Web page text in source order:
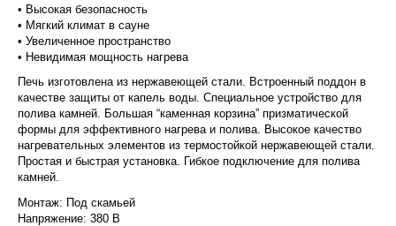
• Высокая безопасность
• Мягкий климат в сауне
• Увеличенное пространство
• Невидимая мощность нагрева
Печь изготовлена из нержавеющей стали. Встроенный поддон в
качестве защиты от капель воды. Специальное устройство для
полива камней. Большая “каменная корзина” призматической
формы для эффективного нагрева и полива. Высокое качество
нагревательных элементов из термостойкой нержавеющей стали.
Простая и быстрая установка. Гибкое подключение для полива
камней.
Монтаж: Под скамьей
Напряжение: 380 В